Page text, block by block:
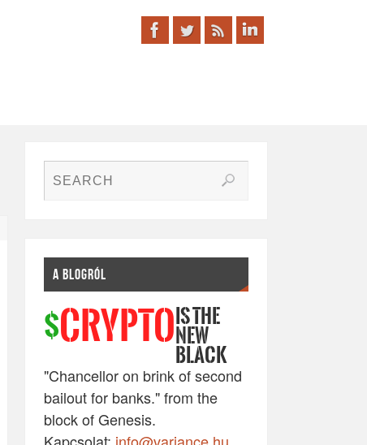
A BLOGRÓL
$CRYPTO IS THE
NEW
BLACK
"Chancellor on brink of second
bailout for banks." from the
block of Genesis.